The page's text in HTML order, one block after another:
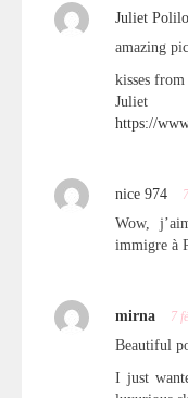
Juliet
amazing
kisses from
Juliet
https://
nice 974
Wow,
immigre à
mirna 7
Beautiful
I just